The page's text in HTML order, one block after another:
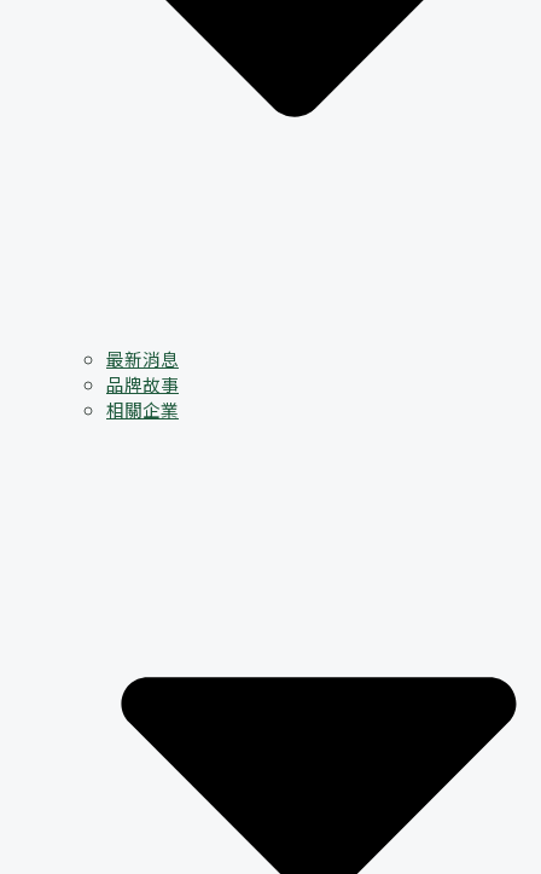
最新消息
品牌故事
相關企業